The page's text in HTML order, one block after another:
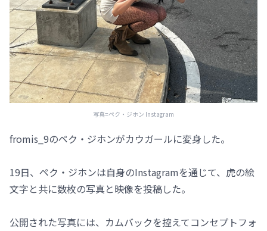
写真=ペク・ジホン Instagram
fromis_9のペク・ジホンがカウガールに変身した。
19日、ペク・ジホンは自身のInstagramを通じて、虎の絵
文字と共に数枚の写真と映像を投稿した。
公開された写真には、カムバックを控えてコンセプトフォ